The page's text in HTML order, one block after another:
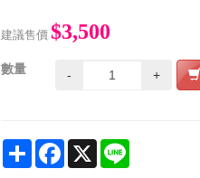
建議售價 $3,500
數量 - +
Share Facebook
X